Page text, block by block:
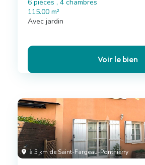
6 pièces , 4 chambres
115.00 m²
Avec jardin
Voir le bien
à 5 km de Saint-Fargeau-Ponthierry